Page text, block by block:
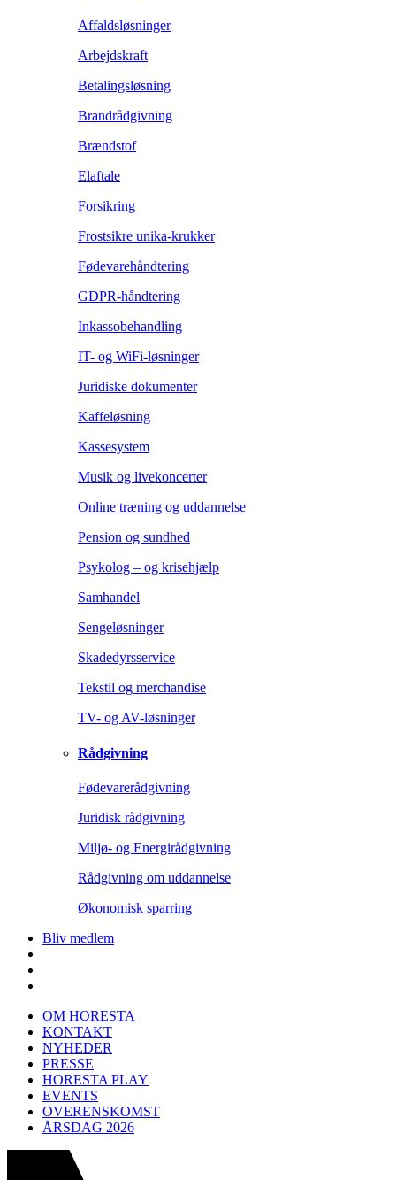
Affaldsløsninger
Arbejdskraft
Betalingsløsning
Brandrådgivning
Brændstof
Elaftale
Forsikring
Frostsikre unika-krukker
Fødevarehåndtering
GDPR-håndtering
Inkassobehandling
IT- og WiFi-løsninger
Juridiske dokumenter
Kaffeløsning
Kassesystem
Musik og livekoncerter
Online træning og uddannelse
Pension og sundhed
Psykolog – og krisehjælp
Samhandel
Sengeløsninger
Skadedyrsservice
Tekstil og merchandise
TV- og AV-løsninger
Rådgivning
Fødevarerådgivning
Juridisk rådgivning
Miljø- og Energirådgivning
Rådgivning om uddannelse
Økonomisk sparring
Bliv medlem
OM HORESTA
KONTAKT
NYHEDER
PRESSE
HORESTA PLAY
EVENTS
OVERENSKOMST
ÅRSDAG 2026